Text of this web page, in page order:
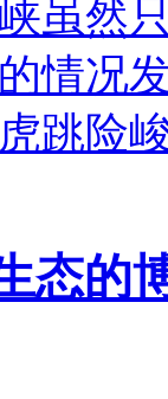
虽然
情况
跳险
态的